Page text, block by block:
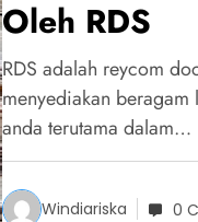
Oleh RDS
RDS adalah reycom
menyediakan beragam
anda terutama dalam…
Windiariska 0